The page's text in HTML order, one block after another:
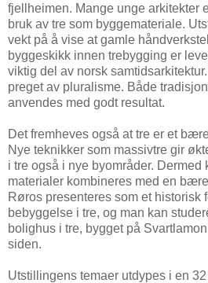
fjellheimen. Mange unge arkitekter
bruk av tre som byggemateriale.
vekt på å vise at gamle
byggeskikk innen trebygging er
viktig del av norsk
preget av pluralisme. Både
anvendes med godt resultat.
Det fremheves også at tre er et
Nye teknikker som massivtre gir
i tre også i nye byområder.
materialer kombineres med en
Røros presenteres som et historisk
bebyggelse i tre, og man kan
bolighus i tre, bygget på
siden.
Utstillingens temaer utdypes i en